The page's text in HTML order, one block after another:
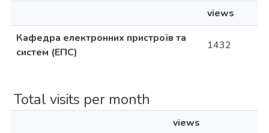
views
Кафедра електронних пристроїв та
систем (ЕПС)
1432
Total visits per month
views